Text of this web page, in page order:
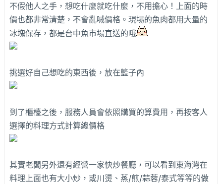
不假他人之手，想吃什麼就吃什麼，不用擔心！上面的時
價也都非常清楚，不會亂喊價格。現場的魚肉都用大量的
冰塊保存，都是台中魚市場直送的哦
挑選好自己想吃的東西後，放在籃子內
到了櫃檯之後，服務人員會依照購買的算費用，再按客人
選擇的料理方式計算總價格
其實老闆另外還有經營一家快炒餐廳，可以看到東海灣在
料理上面也有大小炒，或川燙、蒸/煎/蒜蓉/泰式等等的做